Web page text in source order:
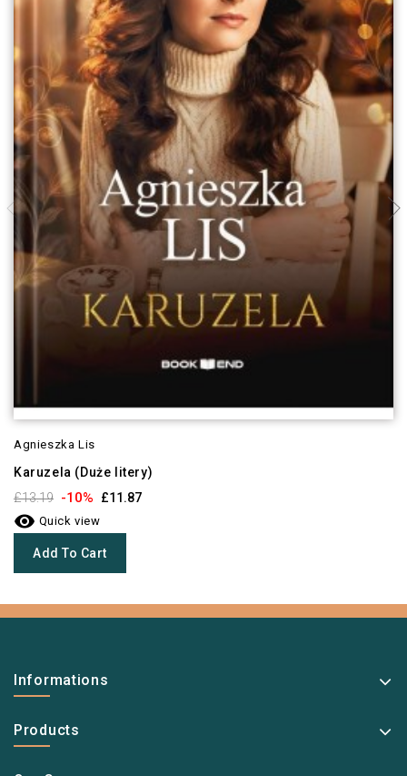
Agnieszka Lis
Karuzela (Duże litery)
£13.19 -10% £11.87
 Quick view
Add To Cart
Informations
Products